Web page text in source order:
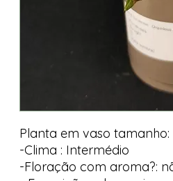
Planta em vaso tamanho:
-Clima : Intermédio
-Floração com aroma?: